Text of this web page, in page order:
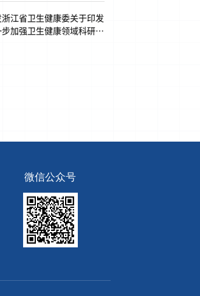
江省卫生健康委关于印发
加强卫生健康领域科研作
微信公众号